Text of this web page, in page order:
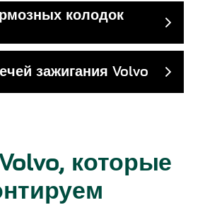
колодок
зажигания Volvo
которые